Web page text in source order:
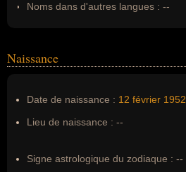
Noms dans d'autres langues : --
Nom de famille :MacCorkindale
Chase, Jessy
Naissance
Date de naissance : 12 février 1952
Lieu de naissance : --
Signe astrologique du zodiaque : --